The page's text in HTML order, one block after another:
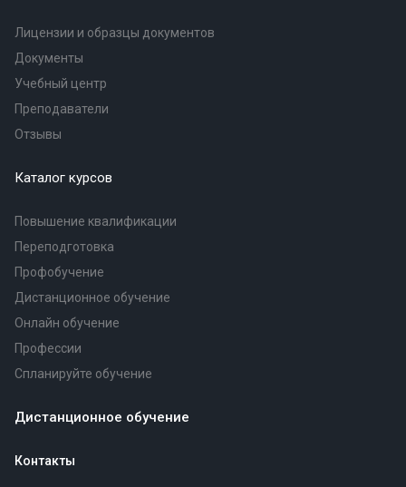
Лицензии и образцы документов
Документы
Учебный центр
Преподаватели
Отзывы
Каталог курсов
Повышение квалификации
Переподготовка
Профобучение
Дистанционное обучение
Онлайн обучение
Профессии
Спланируйте обучение
Дистанционное обучение
Контакты